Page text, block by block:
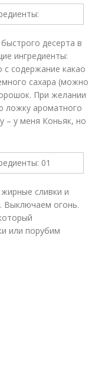
десерта в
ингредиенты:
с содержание какао
сахара (можно
При желании
ложку ароматного
– у меня Коньяк, но
сливки и
Выключаем огонь.
или порубим